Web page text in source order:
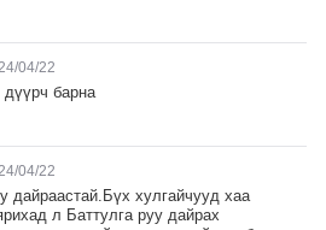
04/22
дүүрч барна
04/22
дайраастай.Бүх хулгайчууд хаа
л Баттулга руу дайрах